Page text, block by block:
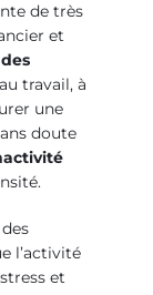
de très
et
travail, à
une
doute
l’activité
et